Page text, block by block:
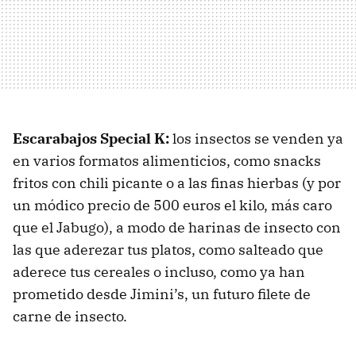
Escarabajos Special K:los insectos se venden ya
en varios formatos alimenticios, como snacks
fritos con chili picante o a las finas hierbas (y por
un módico precio de 500 euros el kilo, más caro
que el Jabugo), a modo de harinas de insecto con
las que aderezar tus platos, como salteado que
aderece tus cereales o incluso, como ya han
prometido desde Jimini’s, un futuro filete de
carne de insecto.